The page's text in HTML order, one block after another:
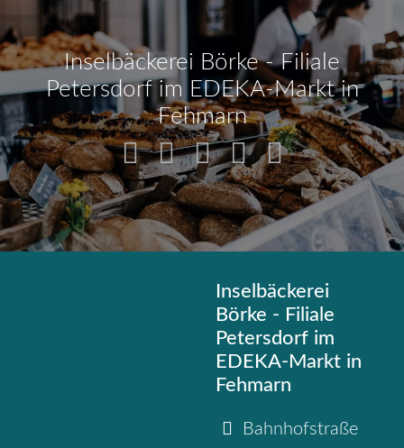
Inselbäckerei Börke - Filiale
Petersdorf im EDEKA-Markt in
Fehmarn
Inselbäckerei
Börke - Filiale
Petersdorf im
EDEKA-Markt in
Fehmarn
Bahnhofstraße